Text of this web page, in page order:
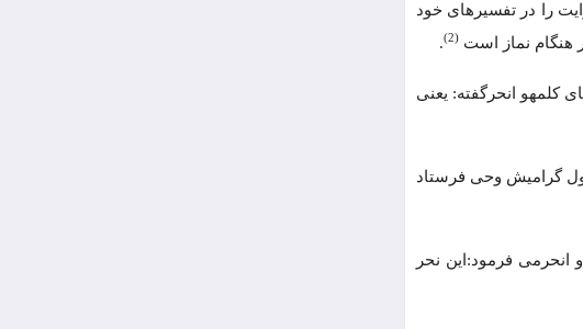
را در تفسیرهای خود
هنگام نماز است (2)
.
کلمهو انحرگفته: یعنی
گرامیش وحی فرستاد
فرمود:این نحر